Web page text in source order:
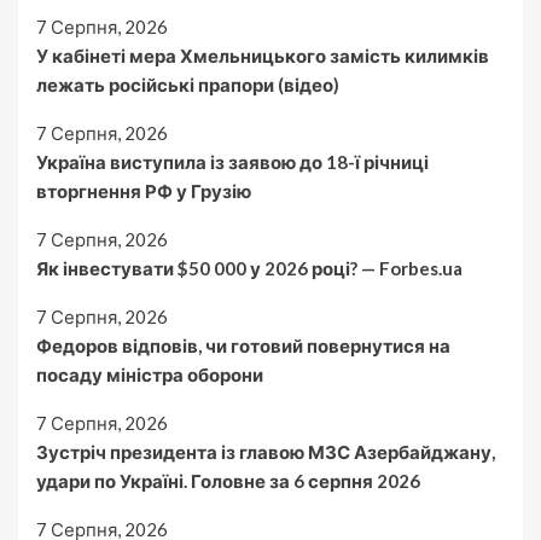
7 Серпня, 2026
У кабінеті мера Хмельницького замість килимків
лежать російські прапори (відео)
7 Серпня, 2026
Україна виступила із заявою до 18-ї річниці
вторгнення РФ у Грузію
7 Серпня, 2026
Як інвестувати $50 000 у 2026 році? — Forbes.ua
7 Серпня, 2026
Федоров відповів, чи готовий повернутися на
посаду міністра оборони
7 Серпня, 2026
Зустріч президента із главою МЗС Азербайджану,
удари по Україні. Головне за 6 серпня 2026
7 Серпня, 2026